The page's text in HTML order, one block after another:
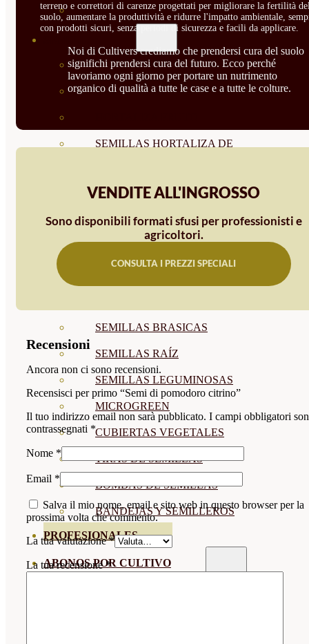
GROWPUNCH
VER TODAS
BIODINÁMICAS DEMETER
SEMILLAS HORTALIZA DE
SEMILLAS AROMÁTICAS
SEMILLAS FLORES
SEMILLAS BRASICAS
SEMILLAS RAÍZ
SEMILLAS LEGUMINOSAS
MICROGREEN
CUBIERTAS VEGETALES
TIRAS DE SEMILLAS
BOMBAS DE SEMILLAS
BANDEJAS Y SEMILLEROS
PROFESIONALES
ABONOS POR CULTIVO
terreno e correttori di carenze progettati per migliorare la fertilità
suolo, aumentare la produttività e ridurre l'impatto ambientale,
con prodotti sicuri, senza periodi di sicurezza e facili da applicare.
Noi di Cultivers crediamo che prendersi cura del suolo
significhi prendersi cura del futuro. Ecco perché
lavoriamo ogni giorno per portare un nutrimento
organico di qualità a tutte le case e a tutte le colture.
VENDITE ALL'INGROSSO
Sono disponibili formati sfusi per professionisti e
agricoltori.
CONSULTA I PREZZI SPECIALI
Recensioni
Ancora non ci sono recensioni.
Recensisci per primo “Semi di pomodoro citrino”
Il tuo indirizzo email non sarà pubblicato. I campi obbligatori
contrassegnati *
Nome *
Email *
Salva il mio nome, email e sito web in questo browser per la
prossima volta che commento.
La tua valutazione*
La tua recensione*